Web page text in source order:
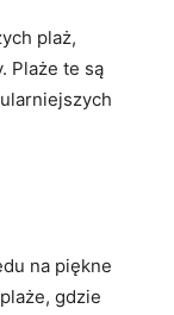
plaż,
‍Plaże ‌te⁢ są
na piękne
gdzie